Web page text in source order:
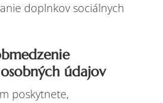
doplnkov sociálnych
údajov
poskytnete,